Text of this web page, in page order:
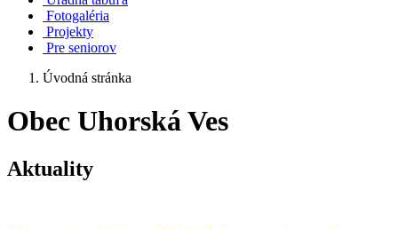
Fotogaléria
Projekty
Pre seniorov
Úvodná stránka
Obec Uhorská Ves
Aktuality